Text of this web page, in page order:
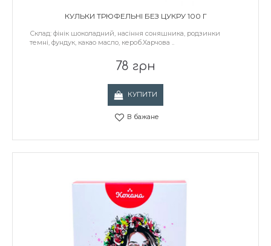
КУЛЬКИ ТРЮФЕЛЬНІ БЕЗ ЦУКРУ 100 Г
Склад: фінік шоколадний, насіння соняшника, родзинки
темні, фундук, какао масло, кероб.Харчова ..
78 грн
КУПИТИ
В бажане